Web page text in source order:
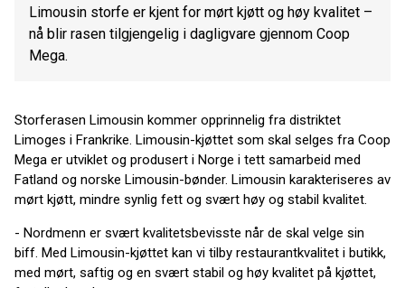
Limousin storfe er kjent for mørt kjøtt og høy kvalitet –
nå blir rasen tilgjengelig i dagligvare gjennom Coop
Mega.
Storferasen Limousin kommer opprinnelig fra distriktet
Limoges i Frankrike. Limousin-kjøttet som skal selges fra Coop
Mega er utviklet og produsert i Norge i tett samarbeid med
Fatland og norske Limousin-bønder. Limousin karakteriseres av
mørt kjøtt, mindre synlig fett og svært høy og stabil kvalitet.
- Nordmenn er svært kvalitetsbevisste når de skal velge sin
biff. Med Limousin-kjøttet kan vi tilby restaurantkvalitet i butikk,
med mørt, saftig og en svært stabil og høy kvalitet på kjøttet,